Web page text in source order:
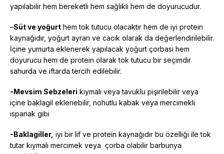
yapılabilir hem bereketli hem sağlıklı hem de doyurucudur.
–Sütve yoğurt hem tok tutucu olacaktır hem de iyi protein
kaynağıdır, yoğurt ayran ve cacık olarak da değerlendirilebilir.
İçine yumurta eklenerek yapılacak yoğurt çorbası hem
doyurucu hem de protein olarak tok tutucu bir seçimdir
sahurda ve iftarda tercih edilebilir.
-Mevsim Sebzeleri kıymalı veya tavuklu pişirilebilir veya
içine baklagil eklenebilir, nohutlu kabak veya mercimekli
ıspanak gibi
-Baklagiller, iyi bir lif ve protein kaynağıdır bu özelliği ile tok
tutar kıymalı mercimek veya çorba olabilir barbunya